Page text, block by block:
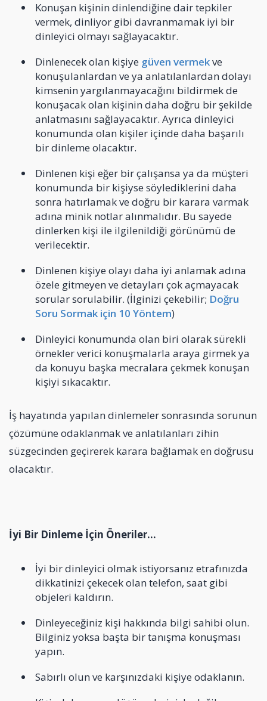
Konuşan kişinin dinlendiğine dair tepkiler
vermek, dinliyor gibi davranmamak iyi bir
dinleyici olmayı sağlayacaktır.
Dinlenecek olan kişiye güven vermekve
konuşulanlardan ve ya anlatılanlardan dolayı
kimsenin yargılanmayacağını bildirmek de
konuşacak olan kişinin daha doğru bir şekilde
anlatmasını sağlayacaktır. Ayrıca dinleyici
konumunda olan kişiler içinde daha başarılı
bir dinleme olacaktır.
Dinlenen kişi eğer bir çalışansa ya da müşteri
konumunda bir kişiyse söylediklerini daha
sonra hatırlamak ve doğru bir karara varmak
adına minik notlar alınmalıdır. Bu sayede
dinlerken kişi ile ilgilenildiği görünümü de
verilecektir.
Dinlenen kişiye olayı daha iyi anlamak adına
özele gitmeyen ve detayları çok açmayacak
sorular sorulabilir. (İlginizi çekebilir; Doğru
Soru Sormak için 10 Yöntem)
Dinleyici konumunda olan biri olarak sürekli
örnekler verici konuşmalarla araya girmek ya
da konuyu başka mecralara çekmek konuşan
kişiyi sıkacaktır.
İş hayatında yapılan dinlemeler sonrasında sorunun
çözümüne odaklanmak ve anlatılanları zihin
süzgecinden geçirerek karara bağlamak en doğrusu
olacaktır.
İyi Bir Dinleme İçin Öneriler…
İyi bir dinleyici olmak istiyorsanız etrafınızda
dikkatinizi çekecek olan telefon, saat gibi
objeleri kaldırın.
Dinleyeceğiniz kişi hakkında bilgi sahibi olun.
Bilginiz yoksa başta bir tanışma konuşması
yapın.
Sabırlı olun ve karşınızdaki kişiye odaklanın.